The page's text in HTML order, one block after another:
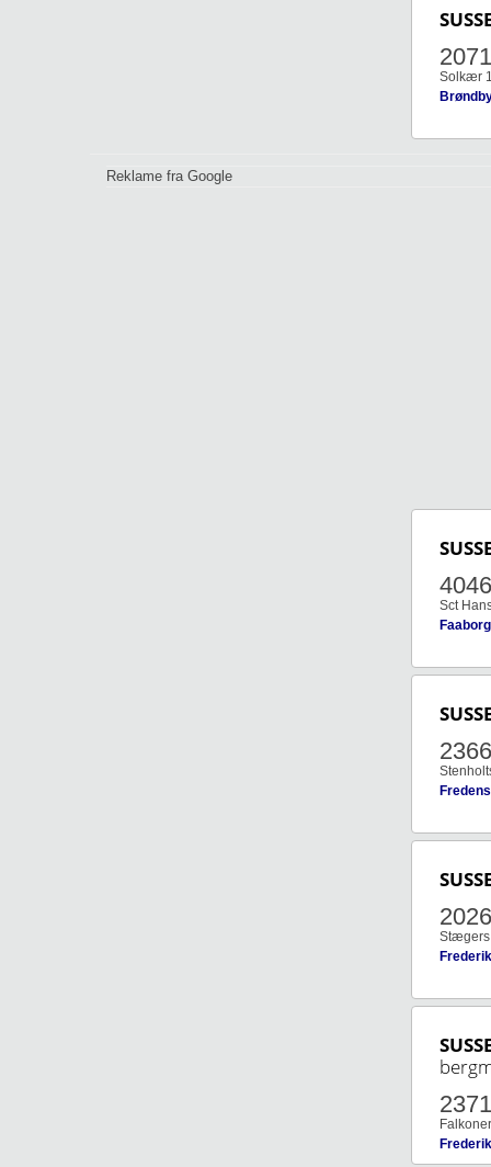
Solkær
Reklame fra Google
Sct
Faaborg
Stægers